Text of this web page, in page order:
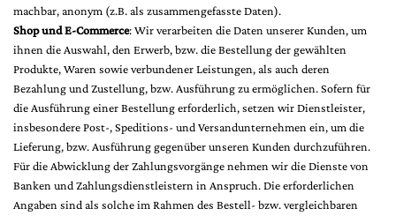
machbar, anonym (z.B. als zusammengefasste Daten).
Shop und E-Commerce: Wir verarbeiten die Daten unserer Kunden, um
ihnen die Auswahl, den Erwerb, bzw. die Bestellung der gewählten
Produkte, Waren sowie verbundener Leistungen, als auch deren
Bezahlung und Zustellung, bzw. Ausführung zu ermöglichen. Sofern für
die Ausführung einer Bestellung erforderlich, setzen wir Dienstleister,
insbesondere Post-, Speditions- und Versandunternehmen ein, um die
Lieferung, bzw. Ausführung gegenüber unseren Kunden durchzuführen.
Für die Abwicklung der Zahlungsvorgänge nehmen wir die Dienste von
Banken und Zahlungsdienstleistern in Anspruch. Die erforderlichen
Angaben sind als solche im Rahmen des Bestell- bzw. vergleichbaren